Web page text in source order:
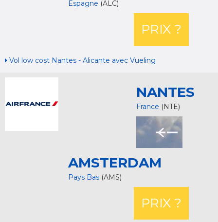
Espagne (ALC)
PRIX ?
Vol low cost Nantes - Alicante avec Vueling
NANTES
France (NTE)
AMSTERDAM
Pays Bas (AMS)
PRIX ?